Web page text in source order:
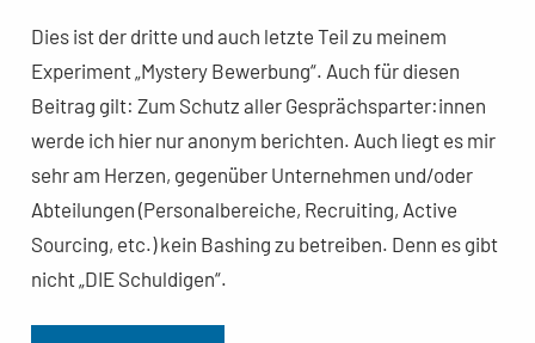
Dies ist der dritte und auch letzte Teil zu meinem
Experiment „Mystery Bewerbung“. Auch für diesen
Beitrag gilt: Zum Schutz aller Gesprächsparter:innen
werde ich hier nur anonym berichten. Auch liegt es mir
sehr am Herzen, gegenüber Unternehmen und/oder
Abteilungen (Personalbereiche, Recruiting, Active
Sourcing, etc.) kein Bashing zu betreiben. Denn es gibt
nicht „DIE Schuldigen“.